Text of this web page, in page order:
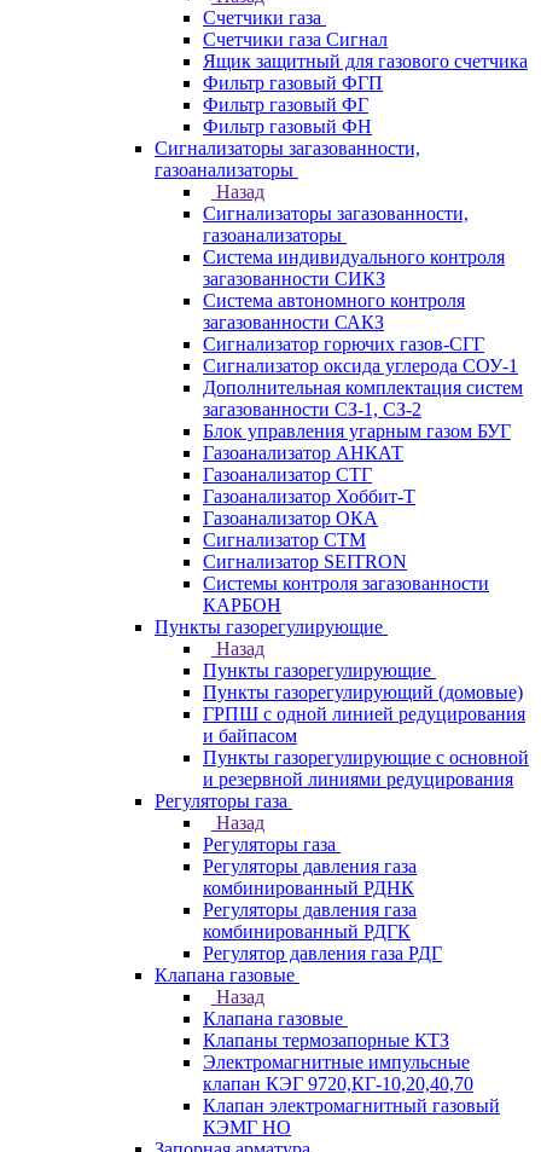
Счетчики газа
Счетчики газа Сигнал
Ящик защитный для газового счетчика
Фильтр газовый ФГП
Фильтр газовый ФГ
Фильтр газовый ФН
Сигнализаторы загазованности,
газоанализаторы
Назад
Сигнализаторы загазованности,
газоанализаторы
Система индивидуального контроля
загазованности СИКЗ
Система автономного контроля
загазованности САКЗ
Сигнализатор горючих газов-СГГ
Сигнализатор оксида углерода СОУ-1
Дополнительная комплектация систем
загазованности СЗ-1, СЗ-2
Блок управления угарным газом БУГ
Газоанализатор АНКАТ
Газоанализатор СТГ
Газоанализатор Хоббит-Т
Газоанализатор ОКА
Сигнализатор СТМ
Сигнализатор SEITRON
Системы контроля загазованности
КАРБОН
Пункты газорегулирующие
Назад
Пункты газорегулирующие
Пункты газорегулирующий (домовые)
ГРПШ с одной линией редуцирования
и байпасом
Пункты газорегулирующие с основной
и резервной линиями редуцирования
Регуляторы газа
Назад
Регуляторы газа
Регуляторы давления газа
комбинированный РДНК
Регуляторы давления газа
комбинированный РДГК
Регулятор давления газа РДГ
Клапана газовые
Назад
Клапана газовые
Клапаны термозапорные КТЗ
Электромагнитные импульсные
клапан КЭГ 9720,КГ-10,20,40,70
Клапан электромагнитный газовый
КЭМГ НО